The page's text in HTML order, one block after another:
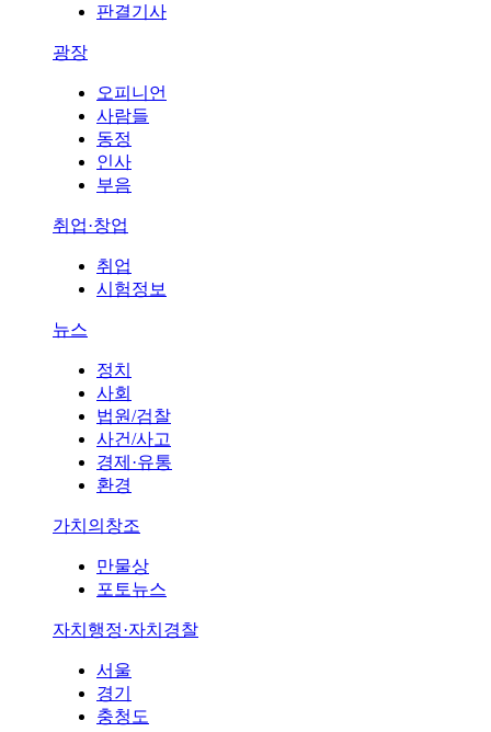
판결기사
광장
오피니언
사람들
동정
인사
부음
취업·창업
취업
시험정보
뉴스
정치
사회
법원/검찰
사건/사고
경제·유통
환경
가치의창조
만물상
포토뉴스
자치행정·자치경찰
서울
경기
충청도